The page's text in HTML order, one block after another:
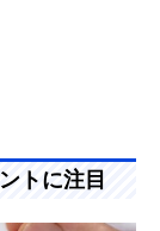
トに注目